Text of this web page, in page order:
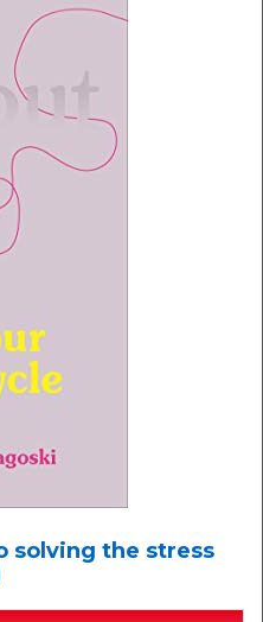
solving the stress